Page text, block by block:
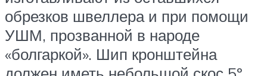
обрезков швеллера и при помощи
УШМ, прозванной в народе
«болгаркой». Шип кронштейна